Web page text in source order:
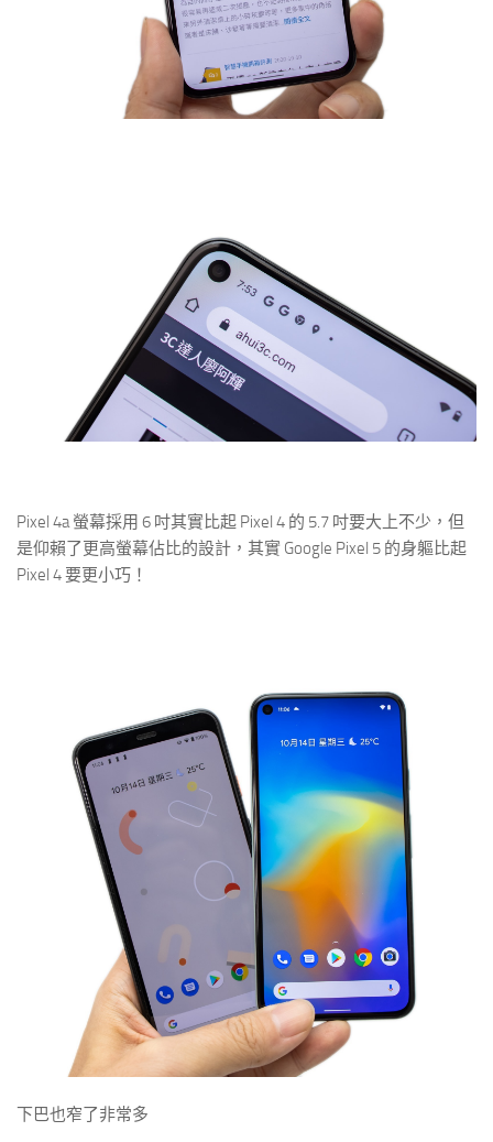
Pixel 4a 螢幕採用 6 吋其實比起 Pixel 4 的 5.7 吋要大上不少，但
是仰賴了更高螢幕佔比的設計，其實 Google Pixel 5 的身軀比起
Pixel 4 要更小巧！
下巴也窄了非常多